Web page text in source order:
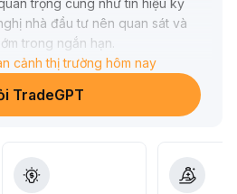
trọng cũng như tín hiệu kỹ
nhà đầu tư nên quan sát và
trong ngắn hạn
cập nhật dữ liệu mới để nhận
làm cơ sở xây dựng chiến lược
cảnh thị trường hôm nay
TradeGPT